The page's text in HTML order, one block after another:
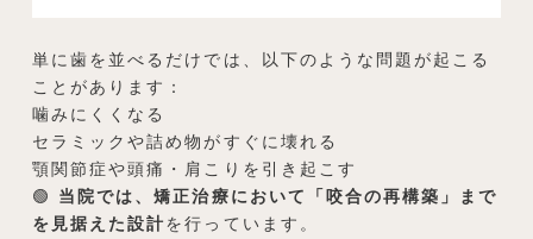
単に歯を並べるだけでは、以下のような問題が起こる
ことがあります：
噛みにくくなる
セラミックや詰め物がすぐに壊れる
顎関節症や頭痛・肩こりを引き起こす
🟢 当院では、矯正治療において「咬合の再構築」まで
を見据えた設計を行っています。